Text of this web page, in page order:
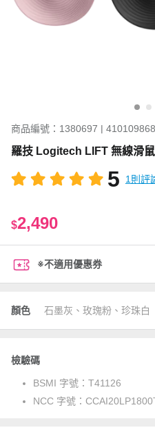
商品編號：1380697 |
羅技 Logitech LIFT 無線滑鼠
5 1則評
$2,490
※不適用優惠券
顏色 石墨灰、玫瑰粉、珍珠白
檢驗碼
BSMI 字號： T41126
NCC 字號：